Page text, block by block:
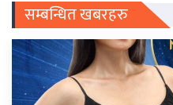
सम्बन्धित खबरहरु